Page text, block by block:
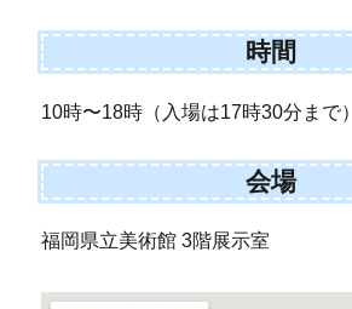
時間
10時〜18時（入場は17時30分まで）
会場
福岡県立美術館 3階展示室